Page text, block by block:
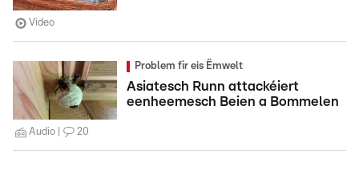
Video
Problem fir eis Ëmwelt
Asiatesch Runn attackéiert
eenheemesch Beien a Bommelen
Audio 20